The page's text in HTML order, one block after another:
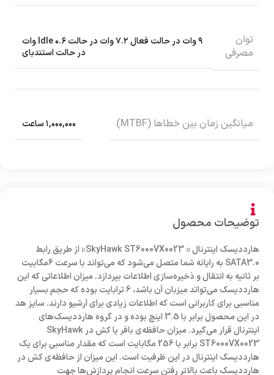
توضیحات محصول
هارددیسک اینترنال « SkyHawk ST6000VX0023» از طریق رابط
SATA3.0 به رایانه شما متصل می‌شود که می‌تواند با سرعت 6مگابیت
بر ثانیه به انتقال و ذخیره‌سازی اطلاعات بپردازد. میزان اطلاعاتی که این
هارددیسک می‌تواتد میزبان آن‌ باشد، 6 ترابایت بوده که حجم بسیار
مناسبی برای کاربرانی است که اطلاعات زیادی برای آرشیو دارند. سایز هد
در این محصول برابر با 3.5 اینچ بوده و در گروه هارددیسک‌های
اینترنال قرار می‌گیرد. میزان حافظه‌ی بافر یا کش در SkyHawk
ST6000VX0023 برابر با 256 مگابایت است که مقدار مناسبی برای یک
هارددیسک اینترنال در این ظرفیت است. این میزان از حافظه‌ی کش در
هارددیسک باعث بالا‌تر رفتن سرعت انجام پردازش‌ها جهت
توان
مصرفی
۹ وات در حالت فعال ۷.۲ وات در حالت Idle ۰.۶ وات
در حالت استندبای
میانگین زمان بین خطاها (MTBF) ۱,۰۰۰,۰۰۰ ساعت